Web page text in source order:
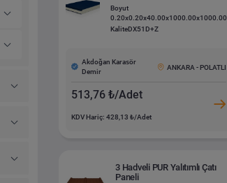
Boyut
0.20x0.20x40.00x1000.00x1000.00
KaliteDX51D+Z
Akdoğan Karasör
Demir
ANKARA - POLATLI
513,76 ₺/Adet
KDV Hariç: 428,13 ₺/Adet
3 Hadveli PUR Yalıtımlı Çatı
Paneli